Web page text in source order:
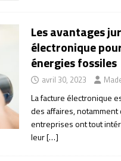
Les avantages
électronique
énergies fossiles
avril 30, 2023
La facture électronique
des affaires,
entreprises ont tout
leur[…]